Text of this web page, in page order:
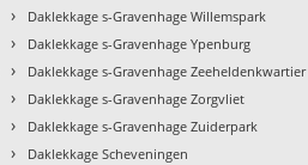
› Daklekkage s-Gravenhage Willemspark
› Daklekkage s-Gravenhage Ypenburg
› Daklekkage s-Gravenhage Zeeheldenkwartier
› Daklekkage s-Gravenhage Zorgvliet
› Daklekkage s-Gravenhage Zuiderpark
› Daklekkage Scheveningen